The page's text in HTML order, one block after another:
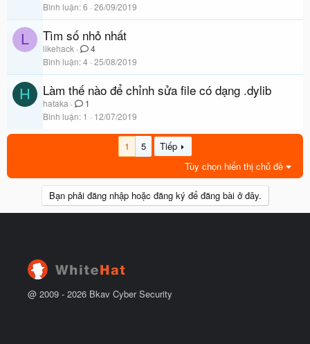
Bình luận 6 26/09/2019
L Tìm số nhỏ nhất
likehack
4
Bình luận 4 25/08/2019
H Làm thế nào để chỉnh sửa file có dạng .dylib
hataka
1
Bình luận 1 12/07/2019
1 5
Tiếp
Tùy chọn hiển thị chủ đề
Bạn phải đăng nhập hoặc đăng ký để đăng bài ở đây.
@ 2009 - 2026 Bkav Cyber Security